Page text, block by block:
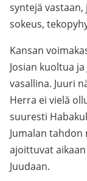
syntejä
sokeus,
Kansan
Josian kuoltua
vasallina. Juuri
Herra ei vielä
suuresti
Jumalan
ajoittuvat
Juudaan.